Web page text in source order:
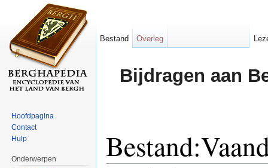
Bijdragen aan
Bestand Overleg
Hoofdpagina
Contact
Hulp
Onderwerpen